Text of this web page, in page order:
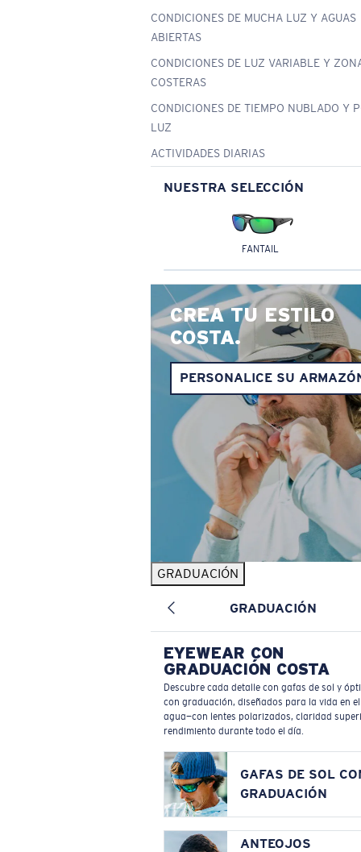
CONDICIONES DE MUCHA LUZ Y AGUAS
ABIERTAS
CONDICIONES DE LUZ VARIABLE Y
COSTERAS
CONDICIONES DE TIEMPO NUBLADO Y
LUZ
ACTIVIDADES DIARIAS
NUESTRA SELECCIÓN
FANTAIL
CREA TU ESTILO
COSTA.
PERSONALICE SU
GRADUACIÓN
GRADUACIÓN
EYEWEAR CON
GRADUACIÓN COSTA
Descubre cada detalle con gafas de sol y
con graduación, diseñados para la vida en el
agua—con lentes polarizados, claridad
rendimiento durante todo el día.
GAFAS DE SOL
GRADUACIÓN
ANTEOJOS